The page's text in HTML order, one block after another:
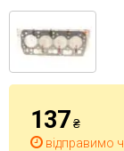
137₴
відправимо